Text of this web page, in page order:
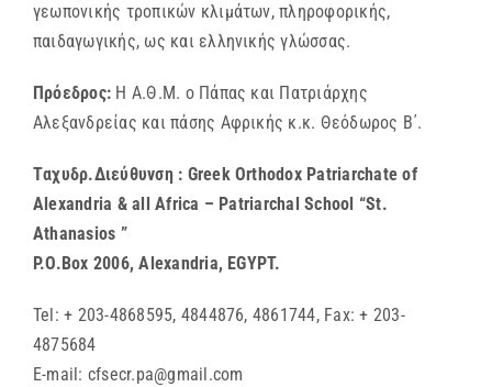
γεωπονικής τροπικών κλιμάτων, πληροφορικής,
παιδαγωγικής, ως και ελληνικής γλώσσας.
Πρόεδρος: Η Α.Θ.Μ. ο Πάπας και Πατριάρχης
Αλεξανδρείας και πάσης Αφρικής κ.κ. Θεόδωρος Β΄.
Tαχυδρ.Διεύθυνση : Greek Orthodox Patriarchate of
Alexandria & all Africa – Patriarchal School “St.
Athanasios ”
P.O.Box 2006, Alexandria, EGYPT.
Tel: + 203-4868595, 4844876, 4861744, Fax: + 203-
4875684
E-mail: cfsecr.pa@gmail.com